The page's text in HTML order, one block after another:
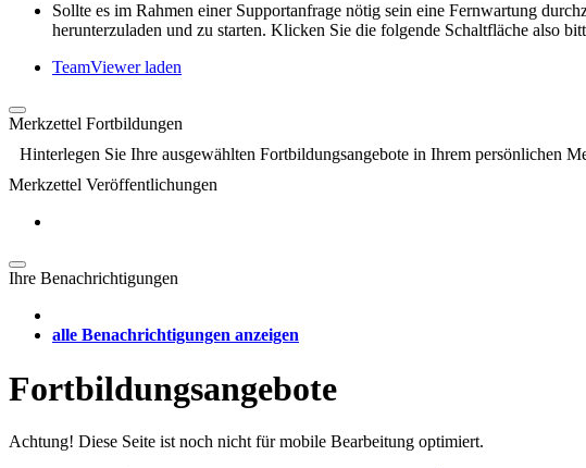
Sollte es im Rahmen einer Supportanfrage nötig sein eine Fernwartung
herunterzuladen und zu starten. Klicken Sie die folgende Schaltfläche also
TeamViewer laden
Merkzettel Fortbildungen
Hinterlegen Sie Ihre ausgewählten Fortbildungsangebote in Ihrem persönlichen
Merkzettel Veröffentlichungen
Ihre Benachrichtigungen
alle Benachrichtigungen anzeigen
Fortbildungsangebote
Achtung! Diese Seite ist noch nicht für mobile Bearbeitung optimiert.